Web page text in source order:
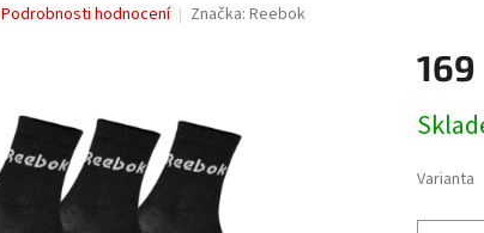
Podrobnosti hodnocení Značka: Reebok
169
cena:
Varianta